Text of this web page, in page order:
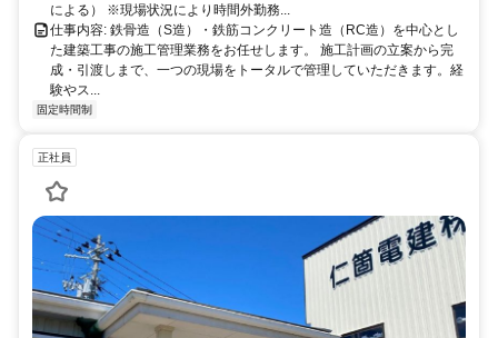
による） ※現場状況により時間外勤務...
仕事内容: 鉄骨造（S造）・鉄筋コンクリート造（RC造）を中心とし
た建築工事の施工管理業務をお任せします。 施工計画の立案から完
成・引渡しまで、一つの現場をトータルで管理していただきます。経
験やス...
固定時間制
正社員